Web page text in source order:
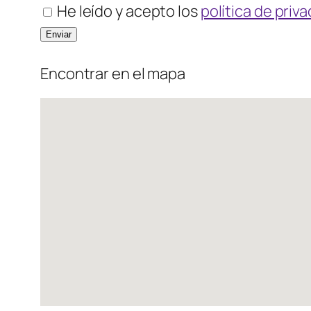
He leído y acepto lospolítica de
Encontrar en el mapa